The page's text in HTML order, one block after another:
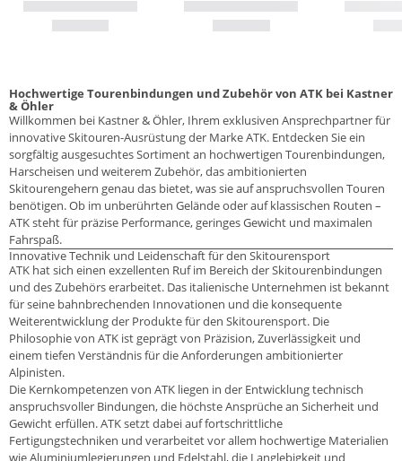
Hochwertige Tourenbindungen und Zubehör von ATK bei Kastner
& Öhler
Willkommen bei Kastner & Öhler, Ihrem exklusiven Ansprechpartner für
innovative Skitouren-Ausrüstung der Marke ATK. Entdecken Sie ein
sorgfältig ausgesuchtes Sortiment an hochwertigen Tourenbindungen,
Harscheisen und weiterem Zubehör, das ambitionierten
Skitourengehern genau das bietet, was sie auf anspruchsvollen Touren
benötigen. Ob im unberührten Gelände oder auf klassischen Routen –
ATK steht für präzise Performance, geringes Gewicht und maximalen
Fahrspaß.
Innovative Technik und Leidenschaft für den Skitourensport
ATK hat sich einen exzellenten Ruf im Bereich der Skitourenbindungen
und des Zubehörs erarbeitet. Das italienische Unternehmen ist bekannt
für seine bahnbrechenden Innovationen und die konsequente
Weiterentwicklung der Produkte für den Skitourensport. Die
Philosophie von ATK ist geprägt von Präzision, Zuverlässigkeit und
einem tiefen Verständnis für die Anforderungen ambitionierter
Alpinisten.
Die Kernkompetenzen von ATK liegen in der Entwicklung technisch
anspruchsvoller Bindungen, die höchste Ansprüche an Sicherheit und
Gewicht erfüllen. ATK setzt dabei auf fortschrittliche
Fertigungstechniken und verarbeitet vor allem hochwertige Materialien
wie Aluminiumlegierungen und Edelstahl, die Langlebigkeit und